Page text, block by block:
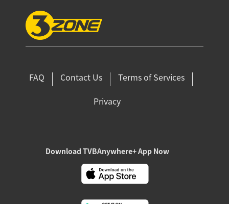
FAQ Contact Us
Terms of Services
Privacy
Download TVBAnywhere+ App Now